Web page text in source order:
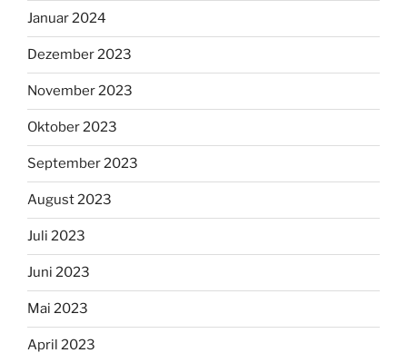
Januar 2024
Dezember 2023
November 2023
Oktober 2023
September 2023
August 2023
Juli 2023
Juni 2023
Mai 2023
April 2023